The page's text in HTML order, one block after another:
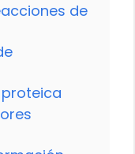
de